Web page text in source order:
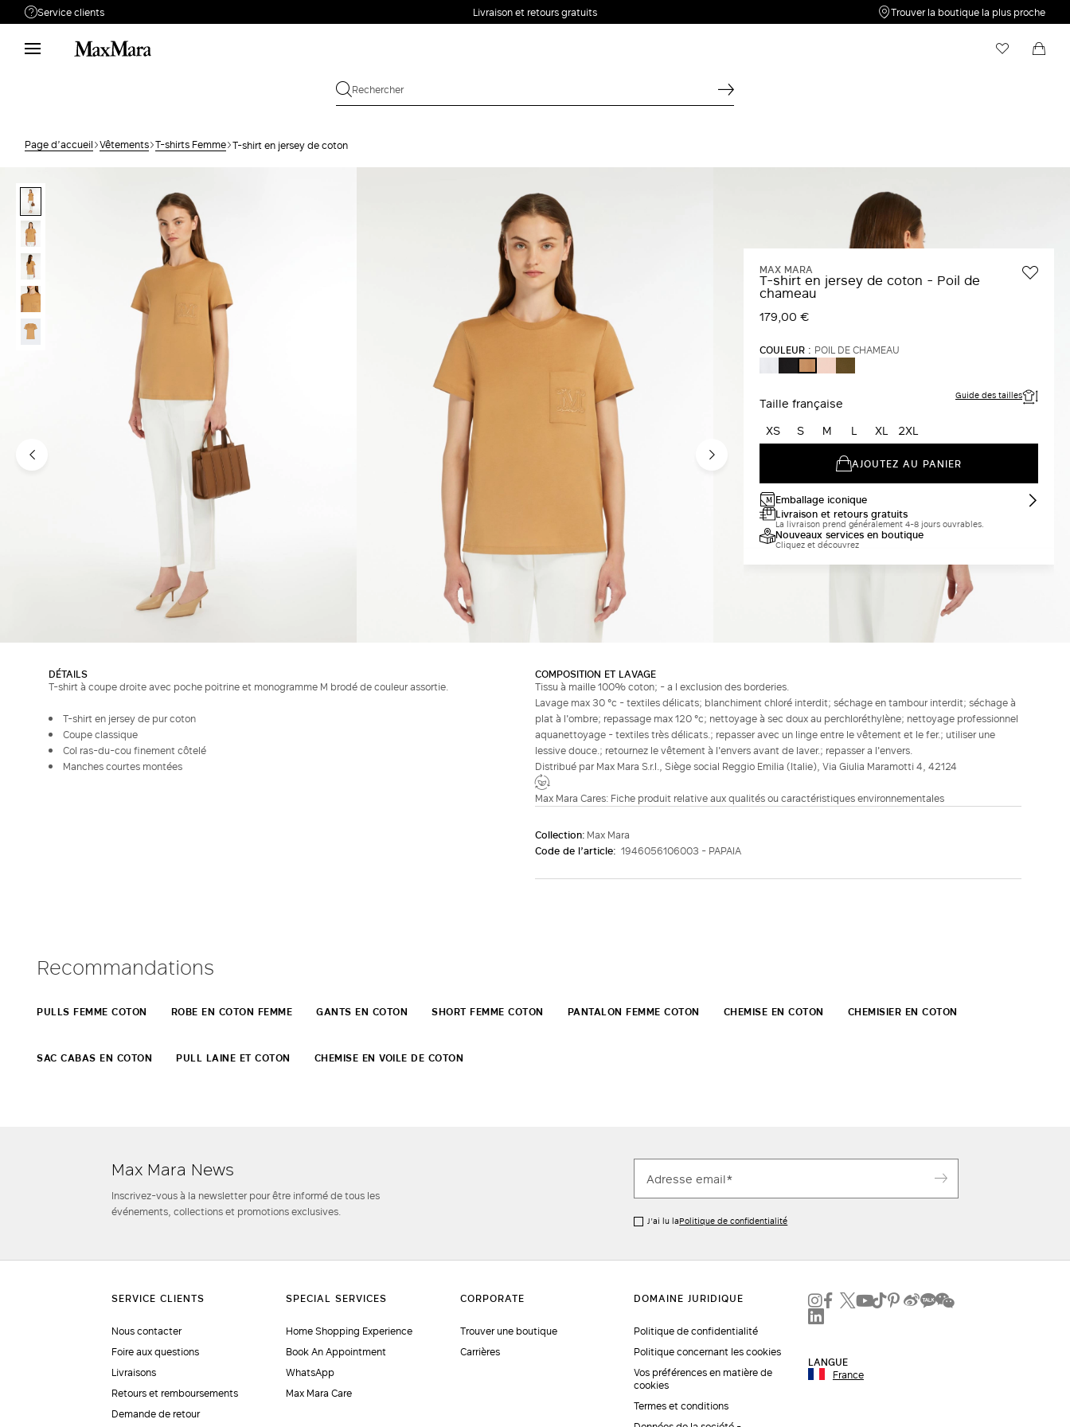
Service clients
Besoin de support ?
Téléphone : LUN / VEN 9 - 18
demande
Livraison et retours gratuits Trouver la boutique la plus proche
Page d’accueil Vêtements T-shirts Femme T-shirt en jersey de coton
MAX MARA
T-shirt en jersey de coton - Poil de
chameau
179,00 €
COULEUR : POIL DE CHAMEAU
BLANC
NEUTRE
NOIRPOIL
DE
ROSEKAKI
Taille française Guide des tailles
XS S M L XL 2XL
AJOUTEZ AU PANIER
Emballage iconique
Livraison et retours gratuits
La livraison prend généralement 4-8 jours ouvrables.
Nouveaux services en boutique
Cliquez et découvrez
DÉTAILS
T-shirt à coupe droite avec poche poitrine et monogramme M brodé de couleur assortie.
T-shirt en jersey de pur coton
Coupe classique
Col ras-du-cou finement côtelé
Manches courtes montées
COMPOSITION ET LAVAGE
Tissu à maille 100% coton; - a l exclusion des borderies.
Lavage max 30 °c - textiles délicats; blanchiment chloré interdit; séchage en tambour interdit; séchage à
plat à l'ombre; repassage max 120 °c; nettoyage à sec doux au perchloréthylène; nettoyage professionnel
aquanettoyage - textiles très délicats.; repasser avec un linge entre le vêtement et le fer.; utiliser une
lessive douce.; retournez le vêtement à l'envers avant de laver.; repasser a l'envers.
Distribué par Max Mara S.r.l., Siège social Reggio Emilia (Italie), Via Giulia Maramotti 4, 42124
Max Mara Cares: Fiche produit relative aux qualités ou caractéristiques environnementales
Collection: Max Mara
Code de l’article: 1946056106003 - PAPAIA
Recommandations
PULLS FEMME COTON ROBE EN COTON FEMME GANTS EN COTON SHORT FEMME COTON PANTALON FEMME COTON CHEMISE EN COTON CHEMISIER EN COTON
SAC CABAS EN COTON PULL LAINE ET COTON CHEMISE EN VOILE DE COTON
Max Mara News
Inscrivez-vous à la newsletter pour être informé de tous les
événements, collections et promotions exclusives.
J’ai lu laPolitique de confidentialité
Nous contacter
Foire aux questions
Livraisons
Retours et remboursements
Demande de retour
Home Shopping Experience
Book An Appointment
WhatsApp
Max Mara Care
Trouver une boutique
Carrières
Politique de confidentialité
Politique concernant les cookies
Vos préférences en matière de
cookies
Termes et conditions
LANGUE
France